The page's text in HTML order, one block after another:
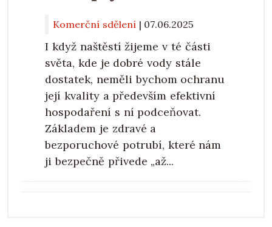
Komerční sdělení | 07.06.2025
I když naštěstí žijeme v té části
světa, kde je dobré vody stále
dostatek, neměli bychom ochranu
její kvality a především efektivní
hospodaření s ní podceňovat.
Základem je zdravé a
bezporuchové potrubí, které nám
ji bezpečně přivede „až...